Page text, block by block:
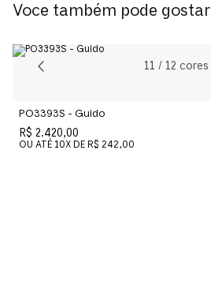
0PO3393S
Cor da Armação
Cor das Lentes
Azul Claro
Voce também pode gostar
11 / 12 cores
PO3393S - Guido
R$ 2.420,00
OU ATÉ 10X DE R$ 242,00